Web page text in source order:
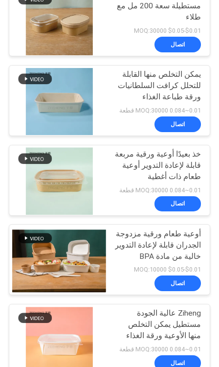
ورقة
وعاء ورقي ذهبي
16
كرة رماد الورق
المستخدمة مرة واحدة
4
ورقة الغذاء
السلطانيات
71
مستطيلة سعة 200 مل مع
طلاء
$0.01-$0.05 MOQ:30000
اتصال
يمكن التخلص منها القابلة
للتحلل كرافت السلطانيات
ورقة طباعة الغذاء
الحاويات مع الأغطية
0.01~0.084 MOQ:30000 قطعة
اتصال
خذ بعيدًا أوعية ورقية مربعة
قابلة لإعادة التدوير أوعية
طعام ذات أغطية
0.01~0.084 MOQ:30000 قطعة
اتصال
أوعية طعام ورقية مزدوجة
الجدران قابلة لإعادة التدوير
خالية من مادة BPA
للتغليف الصديق للبيئة
$0.01-$0.05 MOQ:10000
اتصال
Ziheng عالية الجودة
مستطيل يمكن التخلص
منها الأوعية ورقة الغذاء
الحاويات مع اغطية
0.01~0.084 MOQ:30000 قطعة
اتصال